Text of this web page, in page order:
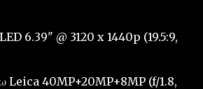
6.39" @ 3120 x 1440p (19.5:9,
Leica 40MP+20MP+8MP (f/1.8,